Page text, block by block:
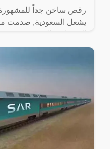
رقص ساخن جداً
يشعل السعودية, صدمت
رقصها والميكاج الذي